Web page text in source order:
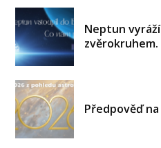
Neptun
zvěrokruhem.
Předpověď